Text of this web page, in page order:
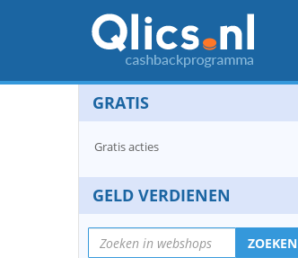
GRATIS
Gratis acties
GELD VERDIENEN
ZOEKEN